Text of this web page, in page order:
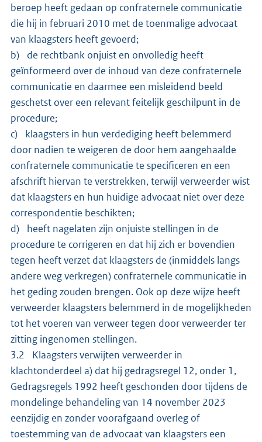
beroep heeft gedaan op confraternele communicatie
die hij in februari 2010 met de toenmalige advocaat
van klaagsters heeft gevoerd;
b) de rechtbank onjuist en onvolledig heeft
geïnformeerd over de inhoud van deze confraternele
communicatie en daarmee een misleidend beeld
geschetst over een relevant feitelijk geschilpunt in de
procedure;
c) klaagsters in hun verdediging heeft belemmerd
door nadien te weigeren de door hem aangehaalde
confraternele communicatie te specificeren en een
afschrift hiervan te verstrekken, terwijl verweerder wist
dat klaagsters en hun huidige advocaat niet over deze
correspondentie beschikten;
d) heeft nagelaten zijn onjuiste stellingen in de
procedure te corrigeren en dat hij zich er bovendien
tegen heeft verzet dat klaagsters de (inmiddels langs
andere weg verkregen) confraternele communicatie in
het geding zouden brengen. Ook op deze wijze heeft
verweerder klaagsters belemmerd in de mogelijkheden
tot het voeren van verweer tegen door verweerder ter
zitting ingenomen stellingen.
3.2 Klaagsters verwijten verweerder in
klachtonderdeel a) dat hij gedragsregel 12, onder 1,
Gedragsregels 1992 heeft geschonden door tijdens de
mondelinge behandeling van 14 november 2023
eenzijdig en zonder voorafgaand overleg of
toestemming van de advocaat van klaagsters een